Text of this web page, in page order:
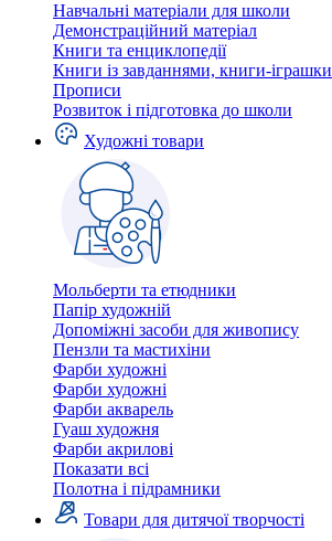
Навчальні матеріали для школи
Демонстраційний матеріал
Книги та енциклопедії
Книги із завданнями, книги-іграшки
Прописи
Розвиток і підготовка до школи
Художні товари
Мольберти та етюдники
Папір художній
Допоміжні засоби для живопису
Пензли та мастихіни
Фарби художні
Фарби художні
Фарби акварель
Гуаш художня
Фарби акрилові
Показати всі
Полотна і підрамники
Товари для дитячої творчості